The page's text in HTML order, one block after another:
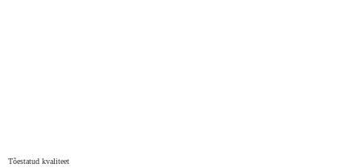
Tõestatud kvaliteet